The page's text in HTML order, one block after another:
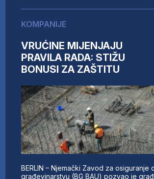
KOMPANIJE
VRUĆINE MIJENJAJU
PRAVILA RADA: STIŽU
BONUSI ZA ZAŠTITU
BERLIN – Njemački Zavod za osiguranje
građevinarstvu (BG BAU) pozvao je